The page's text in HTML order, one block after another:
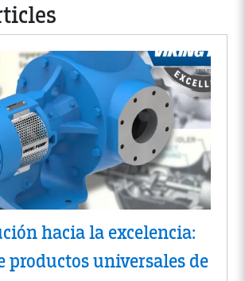
hacia la excelencia:
productos universales de